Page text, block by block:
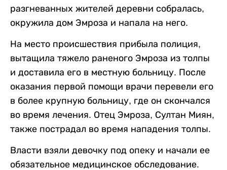
разгневанных жителей деревни собралась,
окружила дом Эмроза и напала на него.
На место происшествия прибыла полиция,
вытащила тяжело раненого Эмроза из толпы
и доставила его в местную больницу. После
оказания первой помощи врачи перевели его
в более крупную больницу, где он скончался
во время лечения. Отец Эмроза, Султан Миян,
также пострадал во время нападения толпы.
Власти взяли девочку под опеку и начали ее
обязательное медицинское обследование.